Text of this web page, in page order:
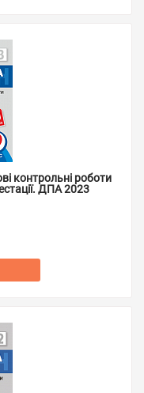
контрольні роботи
ДПА 2023